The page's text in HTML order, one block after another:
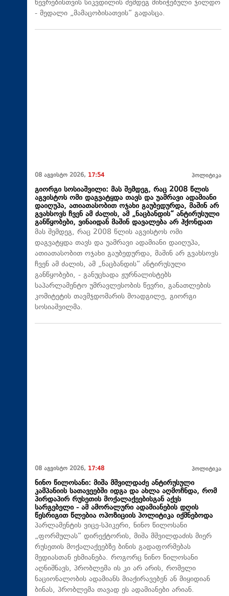
წევრებისთვის სიკვდილის შემდეგ მინიჭებული ჯილდო
- მედალი „მამაცობისათვის“ გადასცა.
08 აგვისტო 2026, 17:54 პოლიტიკა
გიორგი სოსიაშვილი: მას შემდეგ, რაც 2008 წლის
აგვისტოს ომი დაგვატყდა თავს და უამრავი ადამიანი
დაიღუპა, ათიათასობით ოჯახი გაუბედურდა, მაშინ არ
გვახსოვს ჩვენ ამ ძალის, ამ „ნაცბანდის“ ანტირუსული
განწყობები, ვინაიდან მაშინ დავალება არ ჰქონდათ
მას შემდეგ, რაც 2008 წლის აგვისტოს ომი
დაგვატყდა თავს და უამრავი ადამიანი დაიღუპა,
ათიათასობით ოჯახი გაუბედურდა, მაშინ არ გვახსოვს
ჩვენ ამ ძალის, ამ „ნაცბანდის“ ანტირუსული
განწყობები, - განუცხადა ჟურნალისტებს
საპარლამენტო უმრავლესობის წევრი, განათლების
კომიტეტის თავმჯდომარის მოადგილე, გიორგი
სოსიაშვილმა.
08 აგვისტო 2026, 17:48 პოლიტიკა
ნინო წილოსანი: მიშა მშვილდაძე ანტირუსული
კამპანიის სათავეებში იდგა და ახლა აღმოჩნდა, რომ
პირდაპირ რუსეთის მოქალაქეებისგან აქვს
სარგებელი - ამ ამორალური ადამიანების დღის
წესრიგით წლებია ოპოზიციის პოლიტიკა იქმნებოდა
პარლამენტის ვიცე-სპიკერი, ნინო წილოსანი
„ფორმულას“ დირექტორის, მიშა მშვილდაძის მიერ
რუსეთის მოქალაქეებზე ბინის გადაფორმებას
მედიასთან ეხმიანება. როგორც ნინო წილოსანი
აღნიშნავს, პრობლემა ის კი არ არის, რომელი
ნაციონალობის ადამიანს მიაქირავებენ ან მიყიდიან
ბინას, პრობლემა თავად ეს ადამიანები არიან.